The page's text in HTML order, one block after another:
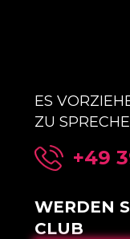
ES
ZU
+49
WERDEN
CLUB